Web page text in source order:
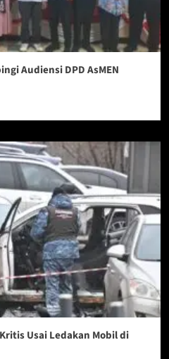
Audiensi DPD AsMEN
Usai Ledakan Mobil di